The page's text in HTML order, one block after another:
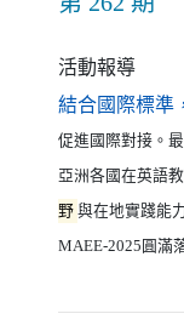
活動報導
結合國際標準
促進國際對接。
亞洲各國在英語
野 與在地實踐能
MAEE-2025圓滿